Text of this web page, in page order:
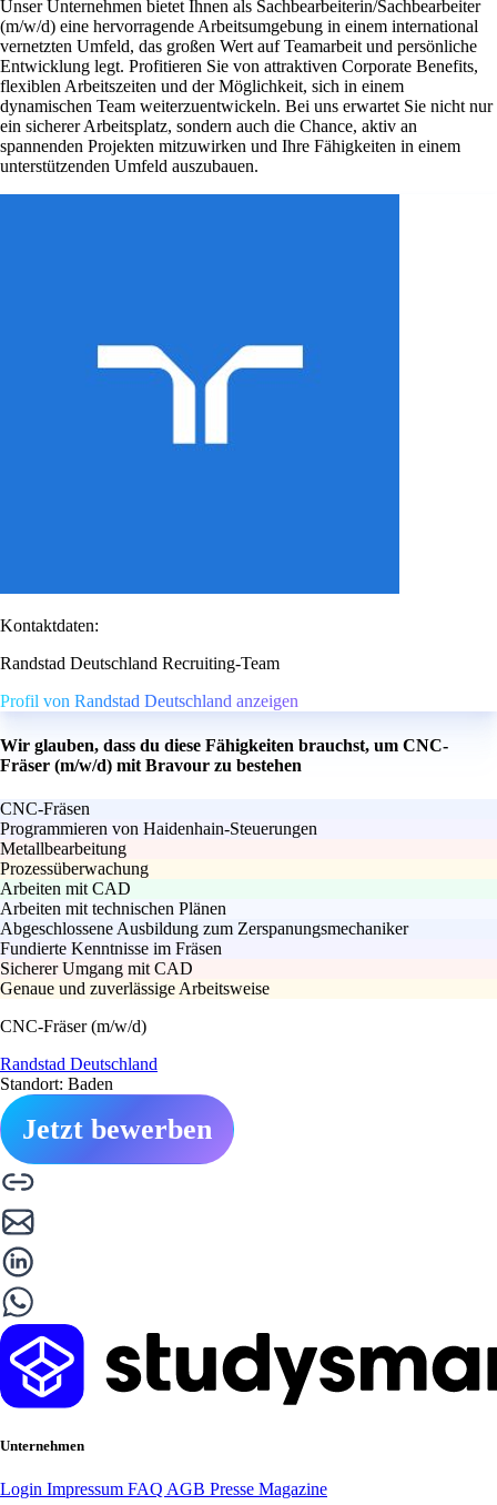
Unser Unternehmen bietet Ihnen als Sachbearbeiterin/Sachbearbeiter
(m/w/d) eine hervorragende Arbeitsumgebung in einem international
vernetzten Umfeld, das großen Wert auf Teamarbeit und persönliche
Entwicklung legt. Profitieren Sie von attraktiven Corporate Benefits,
flexiblen Arbeitszeiten und der Möglichkeit, sich in einem
dynamischen Team weiterzuentwickeln. Bei uns erwartet Sie nicht nur
ein sicherer Arbeitsplatz, sondern auch die Chance, aktiv an
spannenden Projekten mitzuwirken und Ihre Fähigkeiten in einem
unterstützenden Umfeld auszubauen.
Kontaktdaten:
Randstad Deutschland Recruiting-Team
Profil von Randstad Deutschland anzeigen
Wir glauben, dass du diese Fähigkeiten brauchst, um CNC-
Fräser (m/w/d) mit Bravour zu bestehen
CNC-Fräsen
Programmieren von Haidenhain-Steuerungen
Metallbearbeitung
Prozessüberwachung
Arbeiten mit CAD
Arbeiten mit technischen Plänen
Abgeschlossene Ausbildung zum Zerspanungsmechaniker
Fundierte Kenntnisse im Fräsen
Sicherer Umgang mit CAD
Genaue und zuverlässige Arbeitsweise
CNC-Fräser (m/w/d)
Randstad Deutschland
Standort: Baden
Jetzt bewerben
Unternehmen
Login Impressum FAQ AGB Presse Magazine